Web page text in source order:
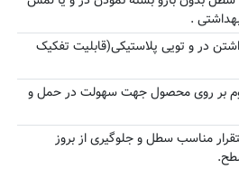
.
در و تویی پلاستیکی(قابلیت تفکیک
بر روی محصول جهت سهولت در حمل و
مناسب سطل و جلوگیری از بروز